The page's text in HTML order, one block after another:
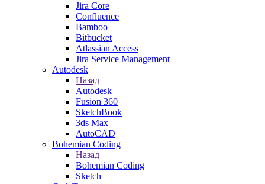
Jira Core
Confluence
Bamboo
Bitbucket
Atlassian Access
Jira Service Management
Autodesk
Назад
Autodesk
Fusion 360
SketchBook
3ds Max
AutoCAD
Bohemian Coding
Назад
Bohemian Coding
Sketch